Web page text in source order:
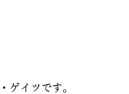
ゲイツです。